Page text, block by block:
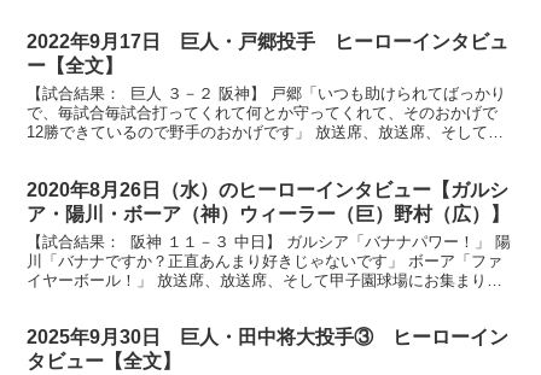
2022年9月17日 巨人・戸郷投手 ヒーローインタビュ
ー【全文】
【試合結果： 巨人 ３－２ 阪神】 戸郷「いつも助けられてばっかり
で、毎試合毎試合打ってくれて何とか守ってくれて、そのおかげで
12勝できているので野手のおかげです」 放送席、放送席、そして東
2020年8月26日（水）のヒーローインタビュー【ガルシ
ア・陽川・ボーア（神）ウィーラー（巨）野村（広）】
【試合結果： 阪神 １１－３ 中日】 ガルシア「バナナパワー！」 陽
川「バナナですか？正直あんまり好きじゃないです」 ボーア「ファ
イヤーボール！」 放送席、放送席、そして甲子園球場にお集まりの
2025年9月30日 巨人・田中将大投手③ ヒーローイン
タビュー【全文】